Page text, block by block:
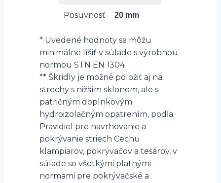
Posuvnosť 20 mm
* Uvedené hodnoty sa môžu
minimálne líšiť v súlade s výrobnou
normou STN EN 1304
** Škridly je možné položiť aj na
strechy s nižším sklonom, ale s
patričným doplnkovým
hydroizolačným opatrením, podľa
Pravidiel pre navrhovanie a
pokrývanie striech Cechu
klampiarov, pokrývačov a tesárov, v
súlade so všetkými platnými
normami pre pokrývačské a